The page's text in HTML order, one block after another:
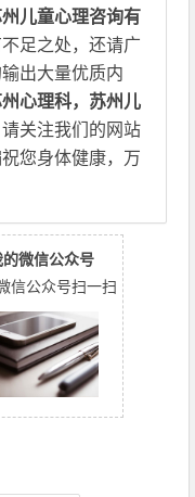
儿童心理咨询有
足之处，还请广
出大量优质内
州心理科，苏州儿
关注我们的网站
您身体健康，万
的微信公众号
信公众号扫一扫